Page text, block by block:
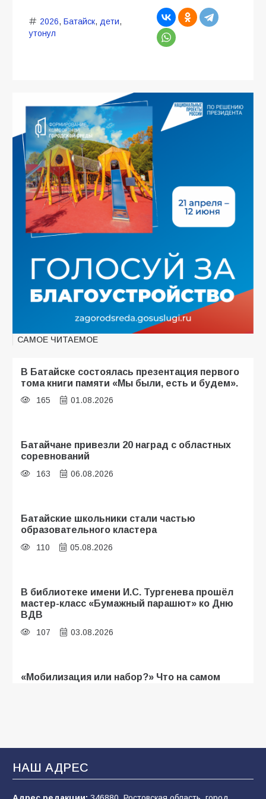
2026, Батайск, дети,
утонул
САМОЕ ЧИТАЕМОЕ
В Батайске состоялась презентация первого
тома книги памяти «Мы были, есть и будем».
165 01.08.2026
Батайчане привезли 20 наград с областных
соревнований
163 06.08.2026
Батайские школьники стали частью
образовательного кластера
110 05.08.2026
В библиотеке имени И.С. Тургенева прошёл
мастер-класс «Бумажный парашют» ко Дню
ВДВ
107 03.08.2026
«Мобилизация или набор?» Что на самом
В Батайске продолжаются дорожные работы
100 04.08.2026
НАШ АДРЕС